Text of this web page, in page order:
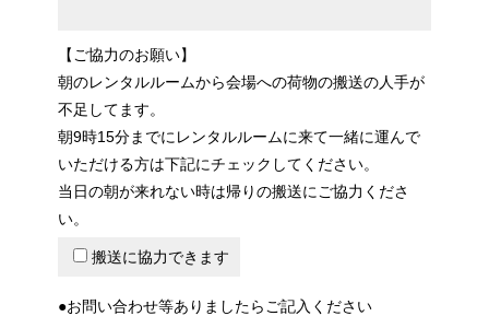
【ご協力のお願い】
朝のレンタルルームから会場への荷物の搬送の人手が
不足してます。
朝9時15分までにレンタルルームに来て一緒に運んで
いただける方は下記にチェックしてください。
当日の朝が来れない時は帰りの搬送にご協力くださ
い。
搬送に協力できます
●お問い合わせ等ありましたらご記入ください